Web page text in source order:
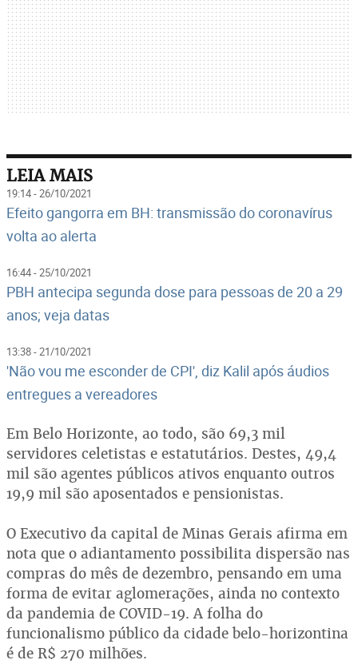
LEIA MAIS
19:14 - 26/10/2021
Efeito gangorra em BH: transmissão do coronavírus
volta ao alerta
16:44 - 25/10/2021
PBH antecipa segunda dose para pessoas de 20 a 29
anos; veja datas
13:38 - 21/10/2021
'Não vou me esconder de CPI', diz Kalil após áudios
entregues a vereadores
Em Belo Horizonte, ao todo, são 69,3 mil
servidores celetistas e estatutários. Destes, 49,4
mil são agentes públicos ativos enquanto outros
19,9 mil são aposentados e pensionistas.
O Executivo da capital de Minas Gerais afirma em
nota que o adiantamento possibilita dispersão nas
compras do mês de dezembro, pensando em uma
forma de evitar aglomerações, ainda no contexto
da pandemia de COVID-19. A folha do
funcionalismo público da cidade belo-horizontina
é de R$ 270 milhões.